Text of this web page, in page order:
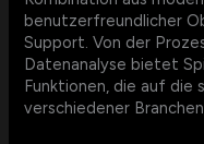
benutzerfreundlicher
Support. Von der
Datenanalyse bietet
Funktionen, die auf die
verschiedener